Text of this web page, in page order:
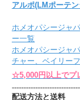
アルポ(LMポーテン
ホメオパシージャ
ー一覧
ホメオパシージャ
チャー、ベイリー
☆5,000円以上でプ
配送方法と送料